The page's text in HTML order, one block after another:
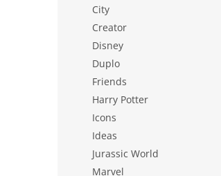
City
Creator
Disney
Duplo
Friends
Harry Potter
Icons
Ideas
Jurassic World
Marvel